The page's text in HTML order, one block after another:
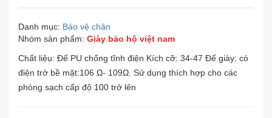
Danh mục: Bảo vệ chân
Nhóm sản phẩm: Giày bảo hộ việt nam
Chất liệu: Đế PU chống tĩnh điện Kích cỡ: 34-47 Đế giày: có
điện trở bề mặt:106 Ω- 109Ω. Sử dụng thích hợp cho các
phòng sạch cấp độ 100 trở lên